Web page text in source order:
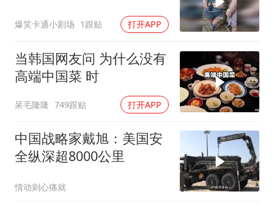
爆笑卡通小剧场 1跟贴 打开APP
当韩国网友问 为什么没有
高端中国菜 时
呆毛隆隆 749跟贴 打开APP
中国战略家戴旭：美国安
全纵深超8000公里
情动则心痛就